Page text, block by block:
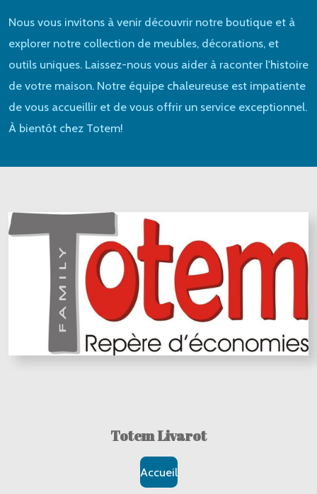
Nous vous invitons à venir découvrir notre boutique et à
explorer notre collection de meubles, décorations, et
outils uniques. Laissez-nous vous aider à raconter l'histoire
de votre maison. Notre équipe chaleureuse est impatiente
de vous accueillir et de vous offrir un service exceptionnel.
À bientôt chez Totem!
Totem Livarot
Accueil